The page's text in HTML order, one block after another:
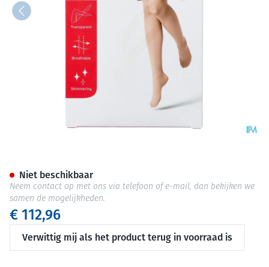
€ 112,96
Verwittig mij als het product terug in voorraad is
Niet beschikbaar
Neem contact op met ons via telefoon of e-mail, dan bekijken we
samen de mogelijkheden.